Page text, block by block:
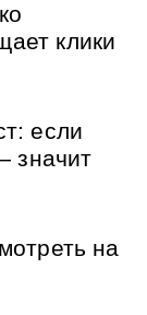
клики
если
значит
на